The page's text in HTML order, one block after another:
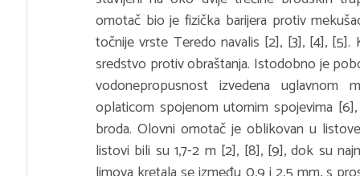
omotač bio je fizička barijera protiv
točnije vrste Teredo navalis [2], [3], [4],
sredstvo protiv obraštanja. Istodobno je
vodonepropusnost izvedena uglavnom
oplaticom spojenom utornim spojevima
broda. Olovni omotač je oblikovan u
listovi bili su 1,7-2 m [2], [8], [9], dok su